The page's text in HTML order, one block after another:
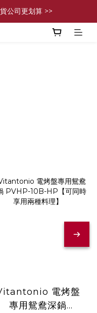
公司更划算 >>
公司更划算 >>
】再享2%優惠
電烤盤
專用鴛鴦深鍋